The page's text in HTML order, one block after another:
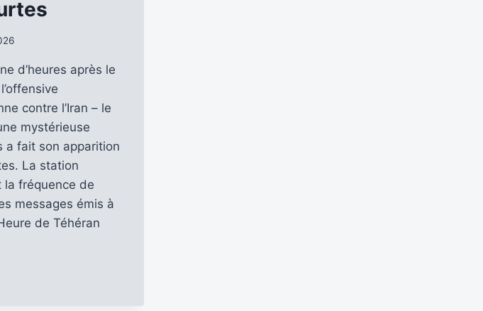
d’heures après le
contre l’Iran – le
mystérieuse
a fait son apparition
La station
la fréquence de
messages émis à
de Téhéran